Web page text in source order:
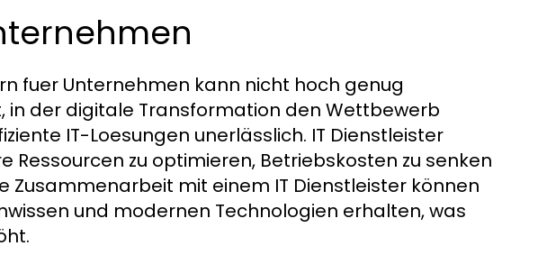
fuer Unternehmen kann nicht hoch genug
in der digitale Transformation den Wettbewerb
IT-Loesungen unerlässlich. IT Dienstleister
Ressourcen zu optimieren, Betriebskosten zu senken
Zusammenarbeit mit einem IT Dienstleister können
und modernen Technologien erhalten, was